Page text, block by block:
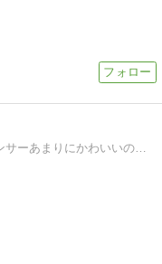
サンデーモーニング 唐橋ユミアナウンサーあまりにかわいいのでネットでも話題の唐橋ユミを特集してみました。